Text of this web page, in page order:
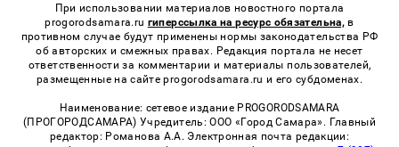
При использовании материалов новостного портала
progorodsamara.ru гиперссылка на ресурс обязательна, в
противном случае будут применены нормы законодательства РФ
об авторских и смежных правах. Редакция портала не несет
ответственности за комментарии и материалы пользователей,
размещенные на сайте progorodsamara.ru и его субдоменах.
Наименование: сетевое издание PROGORODSAMARA
(ПРОГОРОДСАМАРА) Учредитель: ООО «Город Самара». Главный
редактор: Романова А.А. Электронная почта редакции: